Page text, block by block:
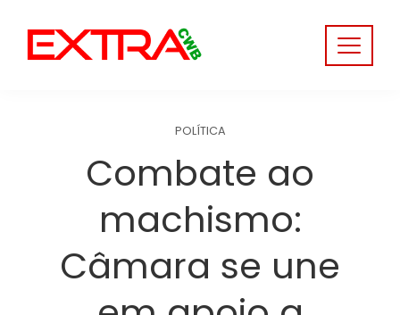
content
POLÍTICA
Combate ao
machismo:
Câmara se une